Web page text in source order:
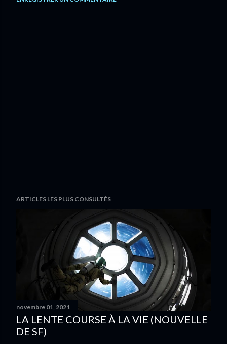
ARTICLES LES PLUS CONSULTÉS
novembre 01, 2021
LA LENTE COURSE À LA VIE (NOUVELLE
DE SF)